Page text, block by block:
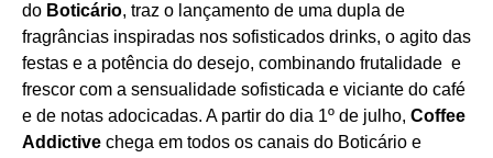
do Boticário, traz o lançamento de uma dupla de
fragrâncias inspiradas nos sofisticados drinks, o agito das
festas e a potência do desejo, combinando frutalidade e
frescor com a sensualidade sofisticada e viciante do café
e de notas adocicadas. A partir do dia 1º de julho, Coffee
Addictive chega em todos os canais do Boticário e